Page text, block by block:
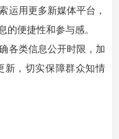
运用更多新媒体平台，
的便捷性和参与感。
各类信息公开时限，加
新，切实保障群众知情